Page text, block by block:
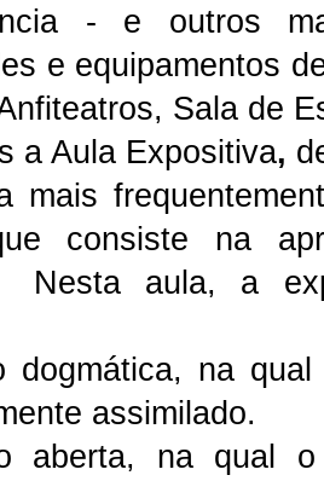
- e outros
e equipamentos
Sala de
a Aula Expositiva,
mais
consiste na
Nesta aula, a
dogmática, na
assimilado.
aberta, na qual